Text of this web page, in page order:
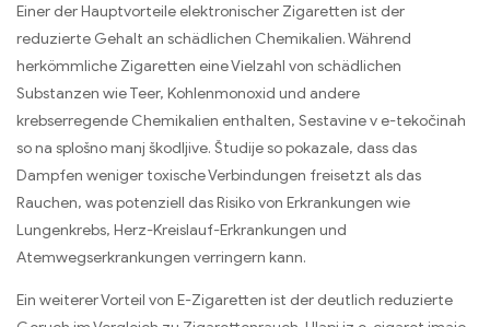
Einer der Hauptvorteile elektronischer Zigaretten ist der
reduzierte Gehalt an schädlichen Chemikalien.Während
herkömmliche Zigaretten eine Vielzahl von schädlichen
Substanzen wie Teer, Kohlenmonoxid und andere
krebserregende Chemikalien enthalten, Sestavine v e-tekočinah
so na splošno manj škodljive. Študije so pokazale, dass das
Dampfen weniger toxische Verbindungen freisetzt als das
Rauchen, was potenziell das Risiko von Erkrankungen wie
Lungenkrebs, Herz-Kreislauf-Erkrankungen und
Atemwegserkrankungen verringern kann.
Ein weiterer Vorteil von E-Zigaretten ist der deutlich reduzierte